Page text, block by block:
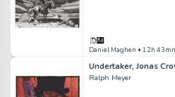
Daniel Maghen • 12h
Undertaker, Jonas
Ralph Meyer